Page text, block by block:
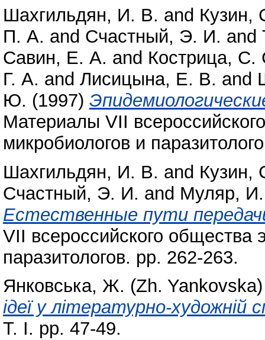
Шахгильдян, И. В. and Кузин,
П. А. and Счастный, Э. И. and
Савин, Е. А. and Кострица, С.
Г. А. and Лисицына, Е. В. and
Ю. (1997)
Материалы VII
микробиологов и
Шахгильдян, И. В. and Кузин,
Счастный, Э. И. and Муляр,
Естественные пути
VII всероссийского общества
паразитологов. pp. 262-263.
Янковська, Ж. (Zh. Yankovska)
ідеї у літературно-художній
Т. І. pp. 47-49.